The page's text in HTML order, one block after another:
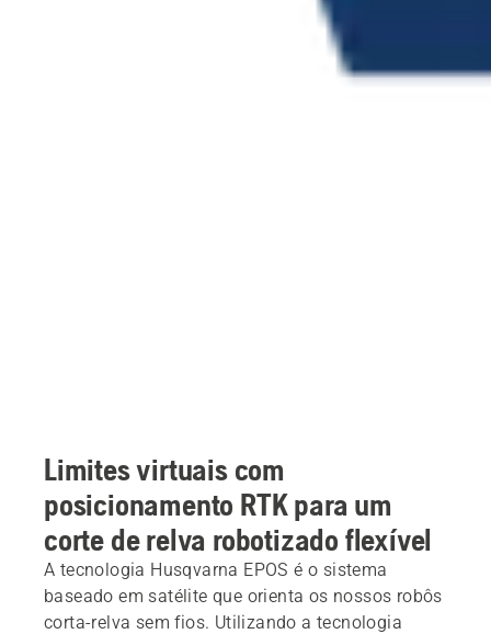
Limites virtuais com
posicionamento RTK para um
corte de relva robotizado flexível
A tecnologia Husqvarna EPOS é o sistema
baseado em satélite que orienta os nossos robôs
corta-relva sem fios. Utilizando a tecnologia